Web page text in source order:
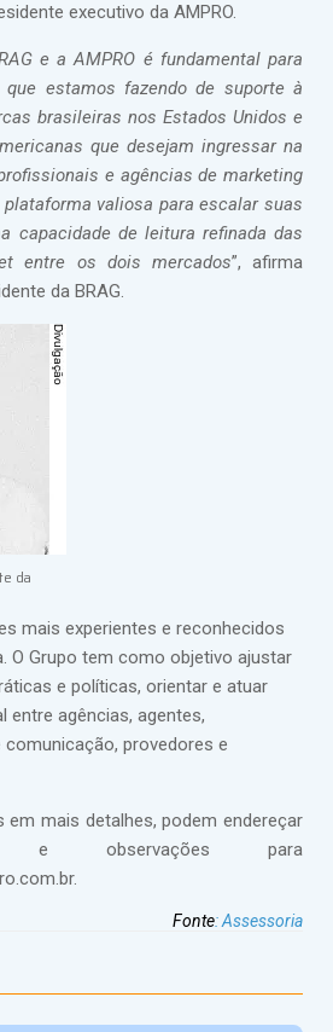
executivo da AMPRO.
e a AMPRO é fundamental para
estamos fazendo de suporte à
brasileiras nos Estados Unidos e
que desejam ingressar na
e agências de marketing
valiosa para escalar suas
capacidade de leitura refinada das
entre os dois mercados”, afirma
da BRAG.
da
mais experientes e reconhecidos
O Grupo tem como objetivo ajustar
e políticas, orientar e atuar
agências, agentes,
provedores e
em mais detalhes, podem endereçar
e observações para
Fonte:Assessoria